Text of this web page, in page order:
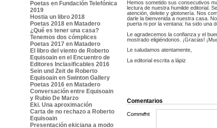
Poetas en Fundación Telefónica
2019
Hostia un libro 2018
Poetas 2018 en Matadero
¿Qué es tener una casa?
Tenemos dos cómplices
Poetas 2017 en Matadero
El libro del viento de Roberto
Equisoain en el Encuentro de
Editores Inclasificables 2016
Sein und Zeit de Roberto
Equisoain en Swinton Gallery
Poetas 2016 en Matadero
Conversación entre Equisoain
y Rubio De Marzo
Eki. Una aproximación
Carta de no rechazo a Roberto
Equisoain
Presentación ekiciana a modo
Hemos sometido sus consecutivos
lectura de nuestra humilde editorial.
atención, deleite y glotonería. Nos
darle la bienvenida a nuestra casa.
puerta ni por la ventana: ha sido una
Le agradecemos la confianza y el
mostrado eligiéndonos. ¡Gracias!
Le saludamos atentamente,
La editorial escrita a lápiz
Comentarios
Comment
*